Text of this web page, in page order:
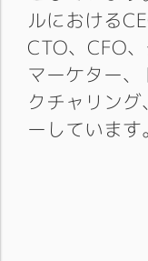
ルにおける
CTO、CFO
マーケター
クチャリン
ーしています。